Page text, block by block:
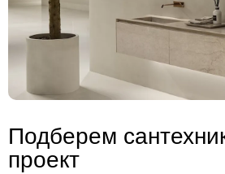
Подберем
проект